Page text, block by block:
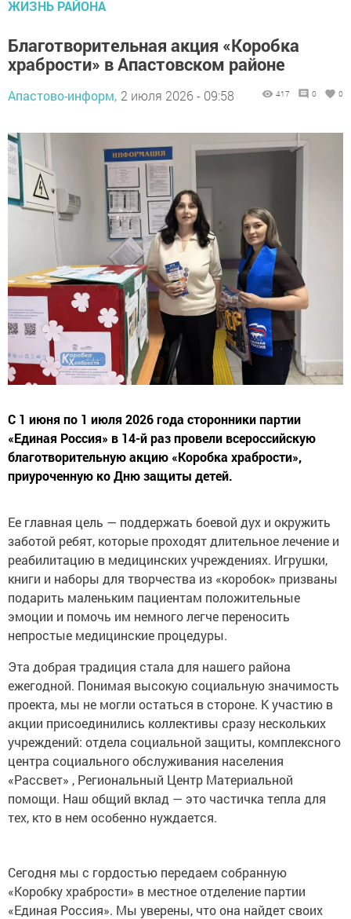
ЖИЗНЬ РАЙОНА
Благотворительная акция «Коробка
храбрости» в Апастовском районе
Апастово-информ, 2 июля 2026 - 09:58 417 0 0
С 1 июня по 1 июля 2026 года сторонники партии
«Единая Россия» в 14-й раз провели всероссийскую
благотворительную акцию «Коробка храбрости»,
приуроченную ко Дню защиты детей.
Ее главная цель — поддержать боевой дух и окружить
заботой ребят, которые проходят длительное лечение и
реабилитацию в медицинских учреждениях. Игрушки,
книги и наборы для творчества из «коробок» призваны
подарить маленьким пациентам положительные
эмоции и помочь им немного легче переносить
непростые медицинские процедуры.
Эта добрая традиция стала для нашего района
ежегодной. Понимая высокую социальную значимость
проекта, мы не могли остаться в стороне. К участию в
акции присоединились коллективы сразу нескольких
учреждений: отдела социальной защиты, комплексного
центра социального обслуживания населения
«Рассвет» , Региональный Центр Материальной
помощи. Наш общий вклад — это частичка тепла для
тех, кто в нем особенно нуждается.
Сегодня мы с гордостью передаем собранную
«Коробку храбрости» в местное отделение партии
«Единая Россия». Мы уверены, что она найдет своих